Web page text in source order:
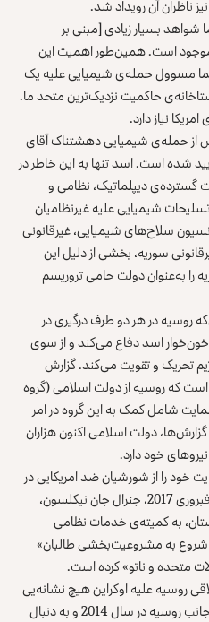
آن رویداد شد.
شواهد بسیار زیادی [مبنی بر
است. همین‌طور اهمیت این
مسوول حمله‌ی شیمیایی علیه یک
حاکمیت نزدیک‌ترین متحد ما.
نیاز دارد.
حمله‌ی شیمیایی دهشتناک آقای
شده است. اسد تنها به این خاطر در
گسترده‌ی دیپلماتیک، نظامی و
شیمیایی علیه غیرنظامیان
سلاح‌های شیمیایی، غیرقانونی
سوریه، بخشی از دلیل این
را به‌عنوان دولت حامی تروریسم
روسیه در هر دو طرف درگیری در
خون‌خوار اسد دفاع می‌کند و از سوی
تحریک و تقویت می‌کند. گزارش‌
که روسیه از دولت اسلامی (گروه
شامل کمک به این گروه در امر
دولت اسلامی اکنون هزاران
خود دارد.
خود را از شورشیان ضد امریکایی در
افغانستان افزایش داده است. در 9 فبروری 2017، جنرال جان نیکلسون،
به کمیته‌ی خدمات نظامی
به مشروعیت‌بخشی طالبان»
متحده و ناتو» کرده است.
روسیه علیه اوکراین هیچ نشانه‌یی
از پایان ندارد. از زمان الحاق کریمیه از جانب روسیه در سال 2014 و به دنبال